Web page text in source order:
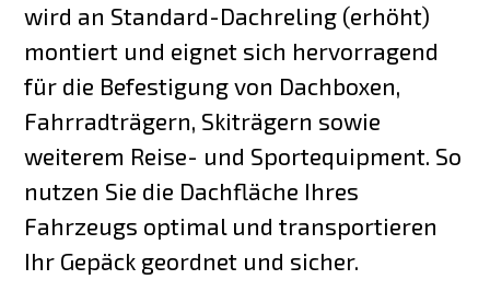
wird an Standard-Dachreling (erhöht)
montiert und eignet sich hervorragend
für die Befestigung von Dachboxen,
Fahrradträgern, Skiträgern sowie
weiterem Reise- und Sportequipment. So
nutzen Sie die Dachfläche Ihres
Fahrzeugs optimal und transportieren
Ihr Gepäck geordnet und sicher.